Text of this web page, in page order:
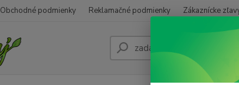
Obchodné podmienky Reklamačné podmienky Zákaznícke